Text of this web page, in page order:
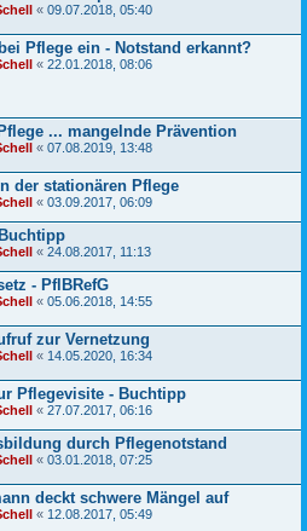
« 09.07.2018, 05:40
Pflege ein - Notstand erkannt?
« 22.01.2018, 08:06
... mangelnde Prävention
« 07.08.2019, 13:48
der stationären Pflege
« 03.09.2017, 06:09
« 24.08.2017, 11:13
- PflBRefG
« 05.06.2018, 14:55
zur Vernetzung
« 14.05.2020, 16:34
Pflegevisite - Buchtipp
« 27.07.2017, 06:16
durch Pflegenotstand
« 03.01.2018, 07:25
deckt schwere Mängel auf
« 12.08.2017, 05:49